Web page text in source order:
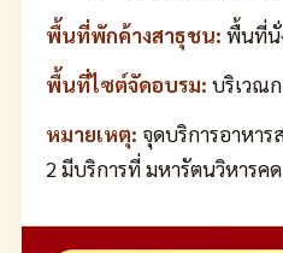
พื้นที่พักค้างสาธุชน: พื้นที่นั่
พื้นที่ไซต์จัดอบรม: บริเวณ
หมายเหตุ: จุดบริการอาหา
2 มีบริการที่ มหารัตนวิหารค